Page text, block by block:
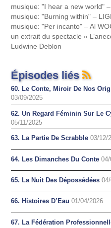
musique: "I hear a new world"
musique: "Burning within" –
musique: "Per incanto" – Al
un extrait du spectacle «
Ludwine Deblon
Épisodes liés
60. Le Conte, Miroir De Nos
03/09/2025
62. Un Regard Féminin Sur Le
05/11/2025
63. La Partie De Scrabble 03/12/
64. Les Dimanches Du Conte
65. La Nuit Des Dépossédées
66. Histoires D’Eau 01/04/2026
67. La Fédération